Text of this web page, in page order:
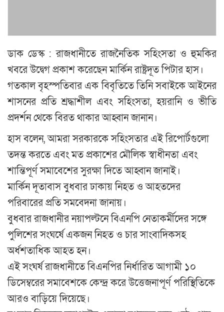
ডাক ডেস্ক : রাজধানীতে রাজনৈতিক সহিংসতা ও হুমকির
খবরে উদ্বেগ প্রকাশ করেছেন মার্কিন রাষ্ট্রদূত পিটার হাস।
গতকাল বৃহস্পতিবার এক বিবৃতিতে তিনি সবাইকে আইনের
শাসনের প্রতি শ্রদ্ধাশীল এবং সহিংসতা, হয়রানি ও ভীতি
প্রদর্শন থেকে বিরত থাকার আহ্বান জানান।
হাস বলেন, আমরা সরকারকে সহিংসতার এই রিপোর্টগুলো
তদন্ত করতে এবং মত প্রকাশের মৌলিক স্বাধীনতা এবং
শান্তিপূর্ণ সমাবেশের সুরক্ষা দিতে আহ্বান জানাই।
মার্কিন দূতাবাস বুধবার ঢাকায় নিহত ও আহতদের
পরিবারের প্রতি সমবেদনা জানায়।
বুধবার রাজধানীর নয়াপল্টনে বিএনপি নেতাকর্মীদের সঙ্গে
পুলিশের সংঘর্ষে একজন নিহত ও চার সাংবাদিকসহ
অর্ধশতাধিক আহত হন।
এই সংঘর্ষ রাজধানীতে বিএনপির নির্ধারিত আগামী ১০
ডিসেম্বরের সমাবেশকে কেন্দ্র করে উত্তেজনাপূর্ণ পরিস্থিতিকে
আরও বাড়িয়ে দিয়েছে।